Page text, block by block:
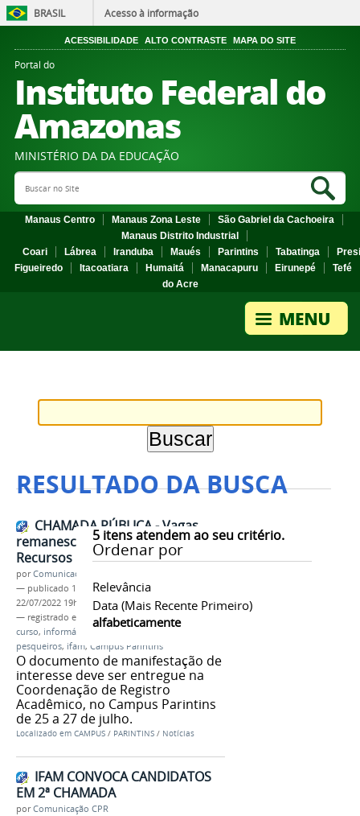
BRASIL Acesso à informação
ACESSIBILIDADE ALTO CONTRASTE MAPA DO SITE
Portal do
Instituto Federal do
Amazonas
MINISTÉRIO DA DA EDUCAÇÃO
Search Site
Manaus Centro Manaus Zona Leste
São Gabriel da Cachoeira
Manaus Distrito Industrial
Coari
Lábrea Iranduba Maués Parintins Tabatinga
Figueiredo
Itacoatiara Humaitá Manacapuru Eirunepé
Tefé
do Acre
RESULTADO DA BUSCA
5itens atendem ao seu critério.
Ordenar por
Relevância
Data (mais Recente Primeiro)
alfabeticamente
CHAMADA PÚBLICA - Vagas
remanescentes Curso Técnico em
Recursos Pesqueiros
porComunicação CPR
— publicado 13/07/2022—última modificação
22/07/2022 19h04
— registrado em:
segunda chamada
reopção de
curso, informática
pesqueiros, ifam, Campus Parintins
O documento de manifestação de
interesse deve ser entregue na
Coordenação de Registro
Acadêmico, no Campus Parintins
de 25 a 27 de julho.
Localizado em CAMPUS / PARINTINS / Notícias
IFAM CONVOCA CANDIDATOS
EM 2ª CHAMADA
porComunicação CPR